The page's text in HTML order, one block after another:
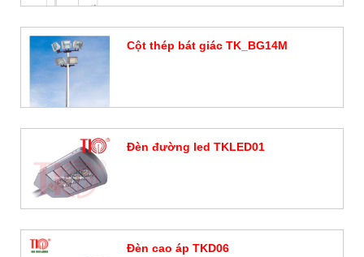
Cột thép bát giác TK_BG14M
Đèn đường led TKLED01
Đèn cao áp TKD06